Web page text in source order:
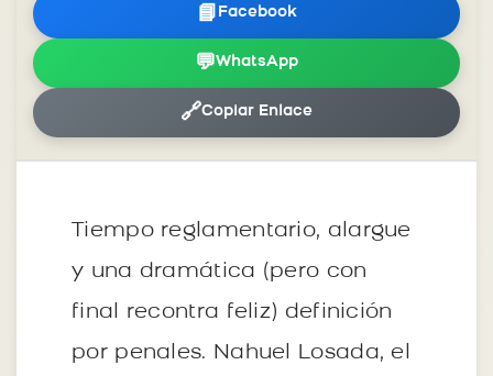
📘 Facebook
💬WhatsApp
🔗Copiar Enlace
Tiempo reglamentario, alargue
y una dramática (pero con
final recontra feliz) definición
por penales. Nahuel Losada, el